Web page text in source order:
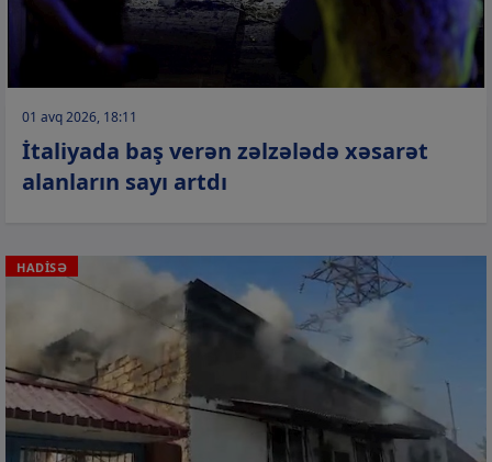
01 avq 2026, 18:11
İtaliyada baş verən zəlzələdə xəsarət
alanların sayı artdı
HADİSƏ